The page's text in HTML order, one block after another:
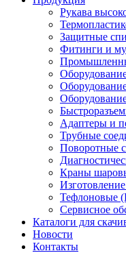
Рукава
Защитные
Фитинги и
Адаптеры и
Трубные
Поворотные
Краны
Тефлоновые
Сервисное
Каталоги для
Новости
Контакты